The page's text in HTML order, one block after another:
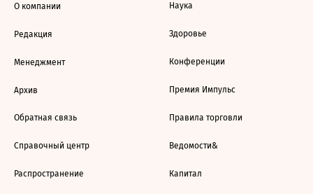
О компании
Редакция
Менеджмент
Архив
Обратная связь
Справочный центр
Распространение
Наука
Здоровье
Конференции
Премия Импульс
Правила торговли
Ведомости&
Капитал